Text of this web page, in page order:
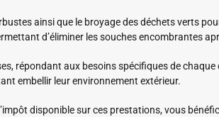
ainsi que le broyage des déchets verts
d’éliminer les souches encombrantes
répondant aux besoins spécifiques de
embellir leur environnement extérieur.
disponible sur ces prestations, vous